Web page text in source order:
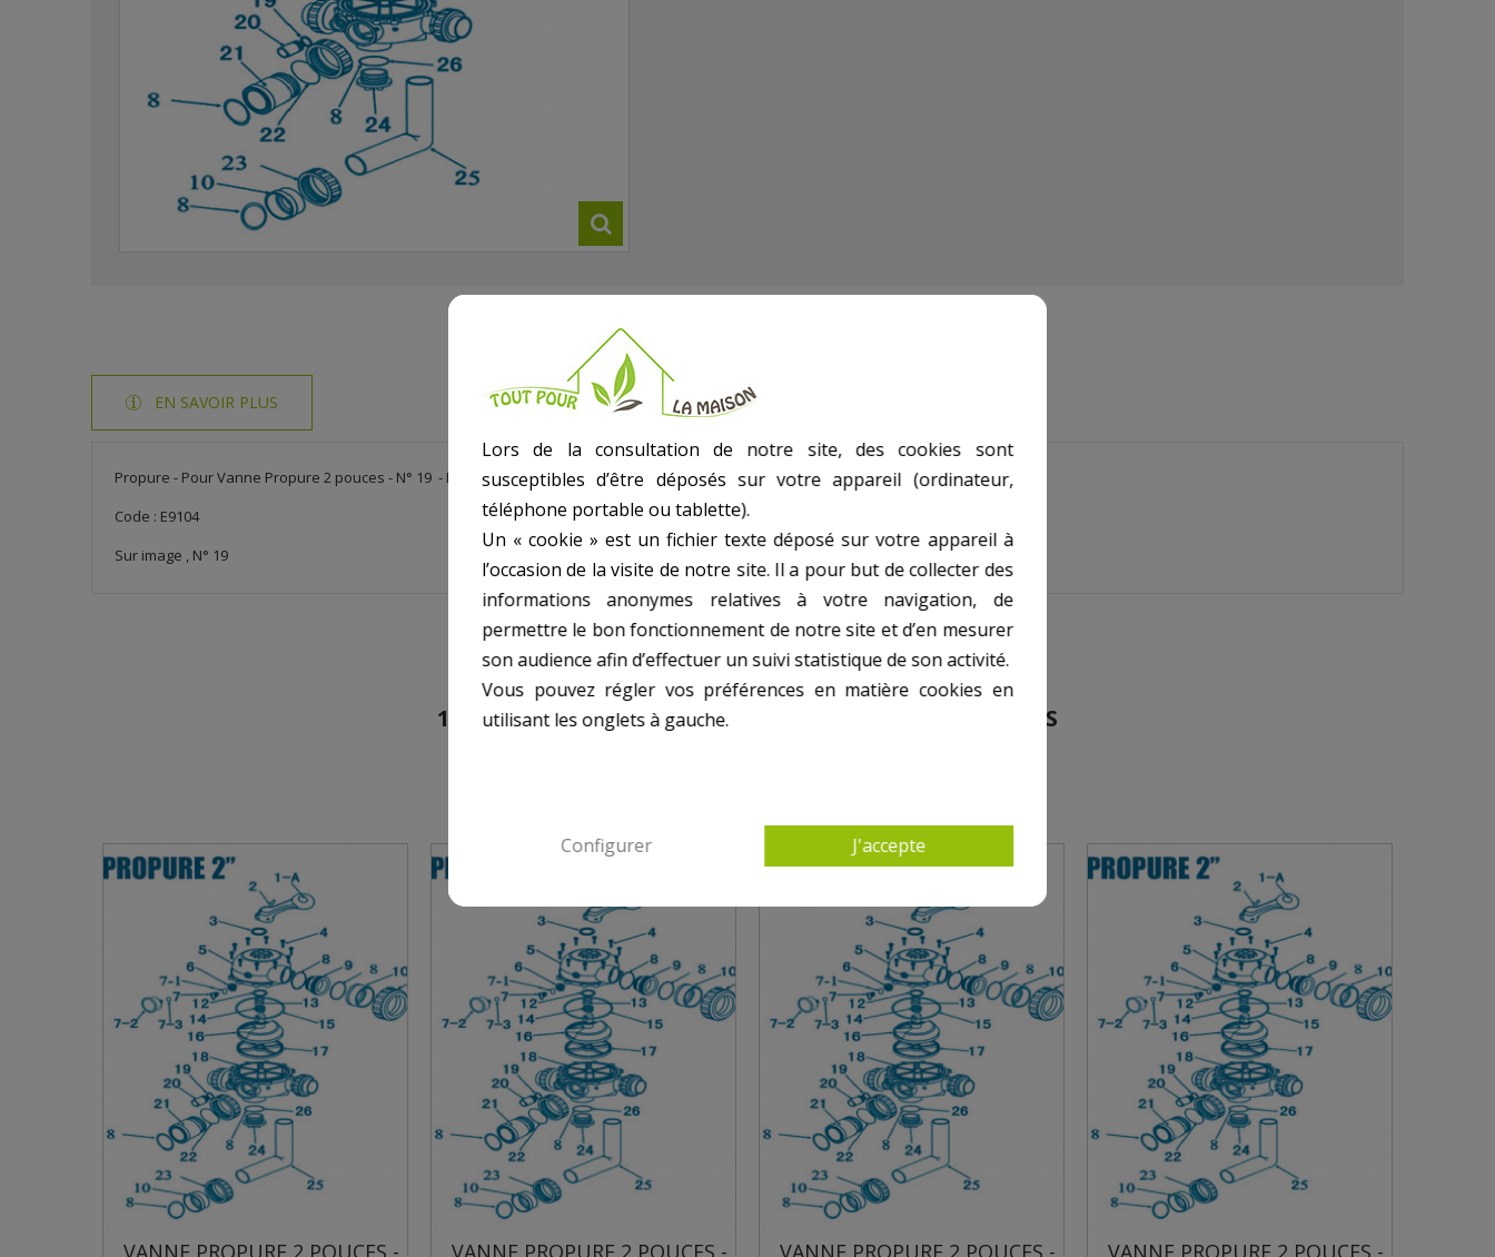
EN SAVOIR PLUS
Propure - Pour Vanne Propure 2 pouces - N° 19 - Rondelle indicateur transparent
Code : E9104
Sur image , N° 19
10 AUTRES PRODUITS DANS VANNE PROPURE 2 POUCES
VANNE PROPURE 2 POUCES -
VANNE PROPURE 2 POUCES -
VANNE PROPURE 2 POUCES -
VANNE PROPURE 2 POUCES -
Lors de la consultation de notre site, des cookies sont
susceptibles d’être déposés sur votre appareil (ordinateur,
téléphone portable ou tablette).
Un « cookie » est un fichier texte déposé sur votre appareil à
l’occasion de la visite de notre site. Il a pour but de collecter des
informations anonymes relatives à votre navigation, de
permettre le bon fonctionnement de notre site et d’en mesurer
son audience afin d’effectuer un suivi statistique de son activité.
Vous pouvez régler vos préférences en matière cookies en
utilisant les onglets à gauche.
Configurer J'accepte